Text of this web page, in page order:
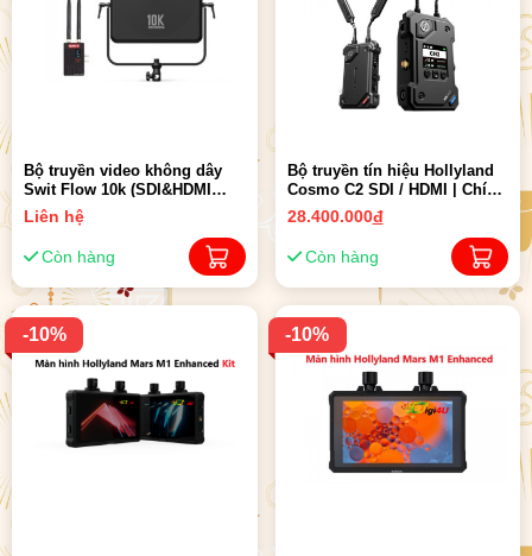
Bộ truyền video không dây
Swit Flow 10k (SDI&HDMI
3000m) | Chính hãng
Liên hệ
Còn hàng
Bộ truyền tín hiệu Hollyland
Cosmo C2 SDI / HDMI | Chính
Hãng
28.400.000đ
Còn hàng
-10% -10%